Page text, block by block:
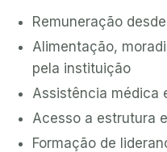
Remuneração
Alimentação,
pela instituição
Assistência médica
Acesso a estrutura
Formação de